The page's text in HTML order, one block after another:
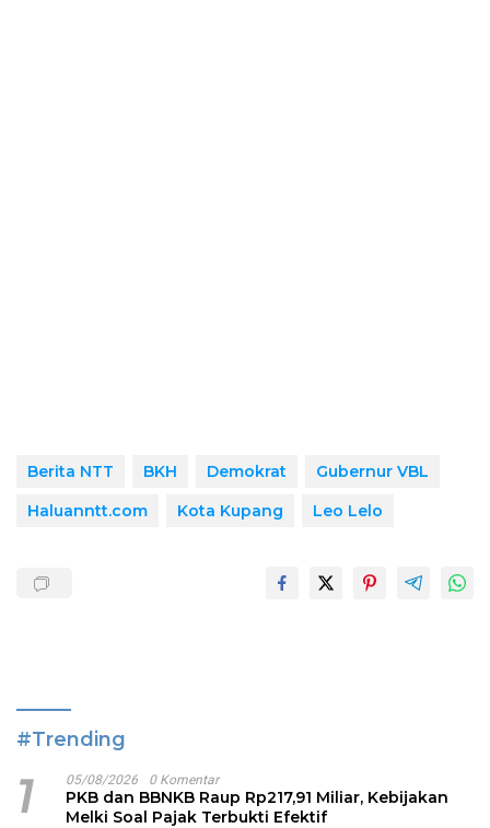
Berita NTT BKH Demokrat
Gubernur VBL
Haluanntt.com
Kota Kupang Leo Lelo
#Trending
1 05/08/2026 0 Komentar
PKB dan BBNKB Raup Rp217,91 Miliar, Kebijakan
Melki Soal Pajak Terbukti Efektif